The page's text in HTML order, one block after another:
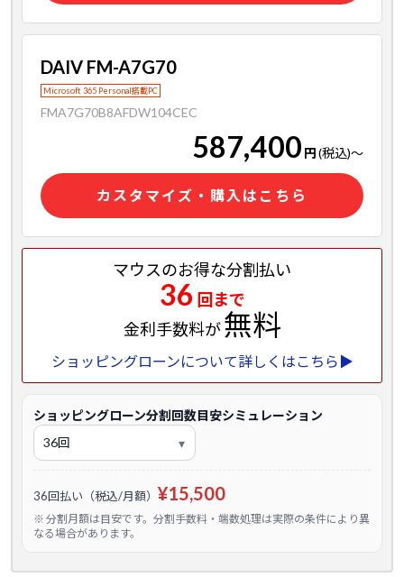
DAIV FM-A7G70
Microsoft 365 Personal搭載PC
FMA7G70B8AFDW104CEC
587,400 円(税込)～
カスタマイズ・購入はこちら
マウスのお得な分割払い
36 回まで
金利手数料が無料
ショッピングローンについて詳しくはこちら▶
ショッピングローン分割回数目安シミュレーション
36回払い（税込/月額） ¥15,500
※ 分割月額は目安です。分割手数料・端数処理は実際の条件により異
なる場合があります。